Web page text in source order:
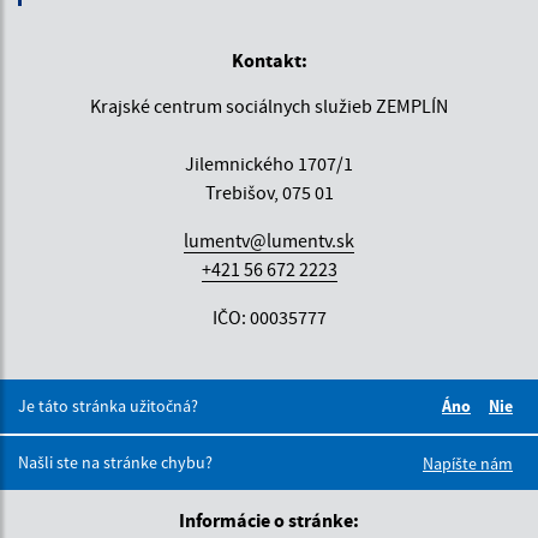
Kontakt:
Krajské centrum sociálnych služieb ZEMPLÍN
Jilemnického 1707/1
Trebišov, 075 01
lumentv@lumentv.sk
+421 56 672 2223
IČO: 00035777
Je táto stránka užitočná?
Áno
Nie
Našli ste na stránke chybu?
Napíšte nám
Informácie o stránke: